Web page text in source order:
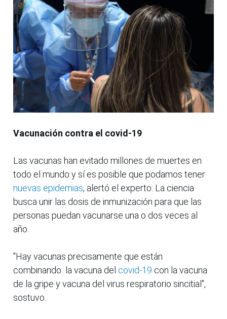
Vacunación contra el covid-19
Las vacunas han evitado millones de muertes en
todo el mundo y sí es posible que podamos tener
nuevas epidemias, alertó el experto. La ciencia
busca unir las dosis de inmunización para que las
personas puedan vacunarse una o dos veces al
año.
"Hay vacunas precisamente que están
combinando la vacuna del covid-19 con la vacuna
de la gripe y vacuna del virus respiratorio sincitial",
sostuvo.